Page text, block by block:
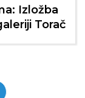
Izložba
Torač